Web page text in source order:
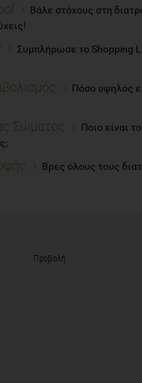
Βάλε στόχους στη
Συμπλήρωσε το Shopping
Πόσο υψηλός
Σώματος
Ποιο είναι το
Βρες όλους τους
Προβολή